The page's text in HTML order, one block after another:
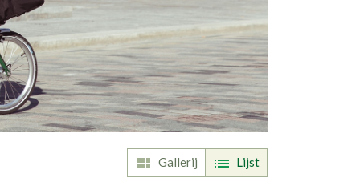
Bulgarije Ierland
Gallerij Lijst